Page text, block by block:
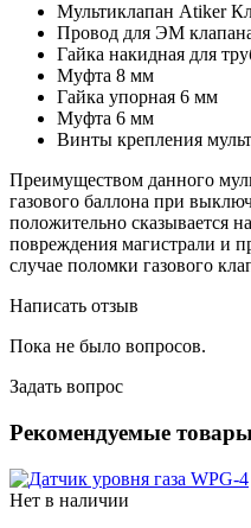
Мультиклапан Atiker
Провод для ЭМ
Гайка накидная для
Муфта 8 мм
Гайка упорная 6 мм
Муфта 6 мм
Винты крепления
Преимуществом данного
газового баллона при
положительно сказывается
повреждения магистрали и
случае поломки газового
Написать отзыв
Пока не было вопросов.
Задать вопрос
Рекомендуемые
Нет в наличии